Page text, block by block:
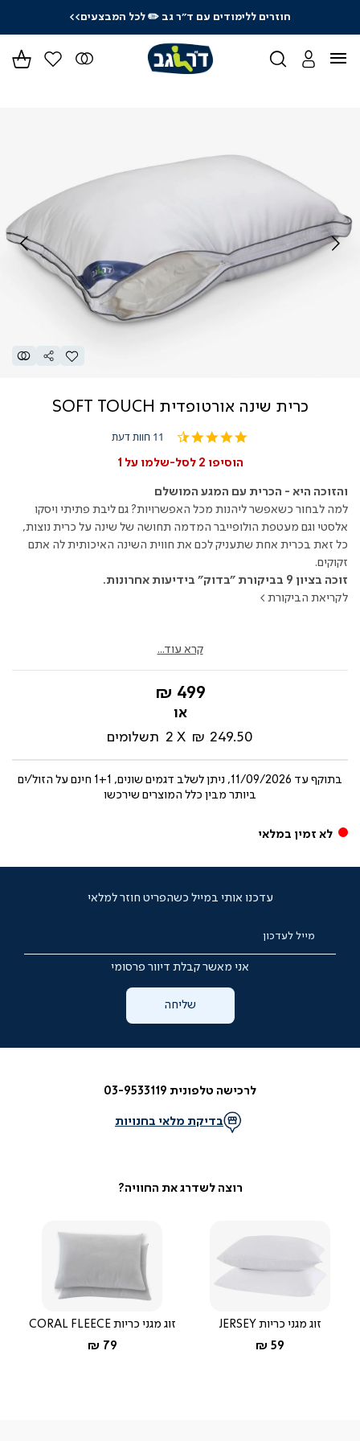
חוזרים ללימודים עם ד"ר גב✏️ לכל המבצעים>>
כרית שינה אורטופדית SOFT TOUCH
4.3
rating
11 חוות דעת
הוסיפו 2 לסל-שלמו על 1
והזוכה היא - הכרית עם המגע המושלם
למה לבחור כשאפשר ליהנות מכל האפשרויות? גם ליבת פתיתי ויסקו
אלסטי וגם מעטפת הולופייבר המדמה תחושה של שינה על כרית נוצות,
כל זאת בכרית אחת שתעניק לכם את חווית השינה האיכותית לה אתם
זקוקים.
זוכה בציון 9 בביקורת "בדוק" בידיעות אחרונות.
לקריאת הביקורת >
קרא עוד...
החל
מ-
499 ₪
249.50 ₪
2 תשלומים
בתוקף עד
11/09/2026, ניתן לשלב דגמים שונים, 1+1 חינם על הזול/ים
ביותר מבין כלל המוצרים שירכשו
לא זמין במלאי
עדכנו אותי במייל כשהפריט חוזר למלאי
מייל לעדכון
אני מאשר קבלת דיוור פרסומי
שליחה
לרכישה טלפונית 03-9533119
בדיקת מלאי בחנויות
זוג מגני כריות JERSEY
החל מ-
59 ₪
זוג מגני כריות CORAL FLEECE
החל מ-
79 ₪